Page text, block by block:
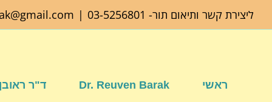
ליצירת קשר ותיאום תור- 03-5256801
|
ראשי Dr. Reuven Barak ד"ר